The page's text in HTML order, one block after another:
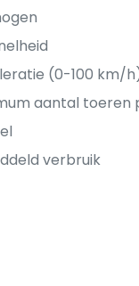
(0-100 km/
aantal toeren
verbruik